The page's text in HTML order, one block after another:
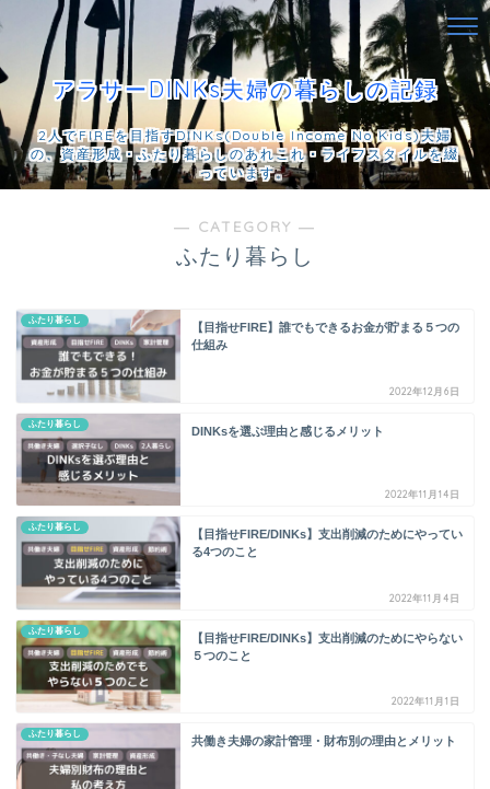
アラサーDINKs夫婦の暮らしの記録
2人でFIREを目指すDINKs(Double Income No Kids)夫婦
の、資産形成・ふたり暮らしのあれこれ・ライフスタイルを綴
っています。
― CATEGORY ―
ふたり暮らし
ふたり暮らし
【目指せFIRE】誰でもできるお金が貯まる５つの
仕組み
2022年12月6日
ふたり暮らし
DINKsを選ぶ理由と感じるメリット
2022年11月14日
ふたり暮らし
【目指せFIRE/DINKs】支出削減のためにやってい
る4つのこと
2022年11月4日
ふたり暮らし
【目指せFIRE/DINKs】支出削減のためにやらない
５つのこと
2022年11月1日
ふたり暮らし
共働き夫婦の家計管理・財布別の理由とメリット